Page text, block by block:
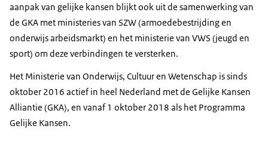
aanpak van gelijke kansen blijkt ook uit de samenwerking van
de GKA met ministeries van SZW (armoedebestrijding en
onderwijs arbeidsmarkt) en het ministerie van VWS (jeugd en
sport) om deze verbindingen te versterken.
Het Ministerie van Onderwijs, Cultuur en Wetenschap is sinds
oktober 2016 actief in heel Nederland met de Gelijke Kansen
Alliantie (GKA), en vanaf 1 oktober 2018 als het Programma
Gelijke Kansen.